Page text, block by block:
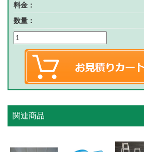
料金：
数量：
関連商品